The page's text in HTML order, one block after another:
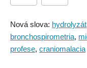
Nová slova: hydrolyzát
bronchospirometria,
profese, craniomalacia